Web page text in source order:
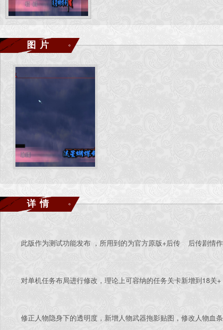
图片
详情
此版作为测试功能发布 ，所用到的为官方原版+后传 后传剧情
对单机任务布局进行修改，理论上可容纳的任务关卡新增到18关+
修正人物隐身下的透明度，新增人物武器拖影贴图，修改人物血